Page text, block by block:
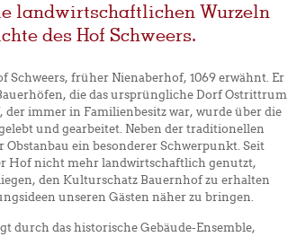
landwirtschaftlichen Wurzeln
des Hof Schweers.
Schweers, früher Nienaberhof, 1069 erwähnt. Er
die das ursprüngliche Dorf Ostrittrum
der immer in Familienbesitz war, wurde über die
und gearbeitet. Neben der traditionellen
Obstanbau ein besonderer Schwerpunkt. Seit
Hof nicht mehr landwirtschaftlich genutzt,
den Kulturschatz Bauernhof zu erhalten
unseren Gästen näher zu bringen.
durch das historische Gebäude-Ensemble,